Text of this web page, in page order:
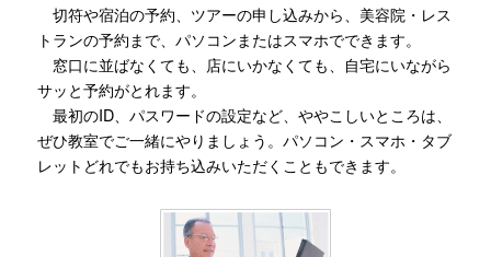
切符や宿泊の予約、ツアーの申し込みから、美容院・レス
トランの予約まで、パソコンまたはスマホでできます。
窓口に並ばなくても、店にいかなくても、自宅にいながら
サッと予約がとれます。
最初のID、パスワードの設定など、ややこしいところは、
ぜひ教室でご一緒にやりましょう。パソコン・スマホ・タブ
レットどれでもお持ち込みいただくこともできます。